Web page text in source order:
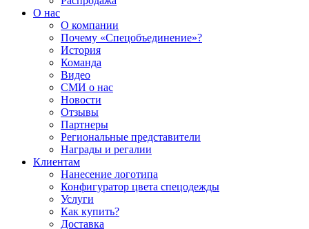
О нас
О компании
Почему «Спецобъединение»?
История
Команда
Видео
СМИ о нас
Новости
Отзывы
Партнеры
Региональные представители
Награды и регалии
Клиентам
Нанесение логотипа
Конфигуратор цвета спецодежды
Услуги
Как купить?
Доставка